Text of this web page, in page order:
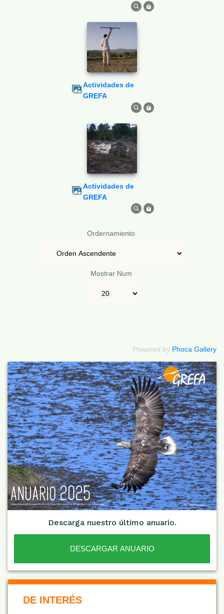
Actividades de
GREFA
Actividades de
GREFA
Ordernamiento
Mostrar Num
Powered by Phoca Gallery
Descarga nuestro último anuario.
DESCARGAR ANUARIO
De Interés NARANJA
DE INTERÉS